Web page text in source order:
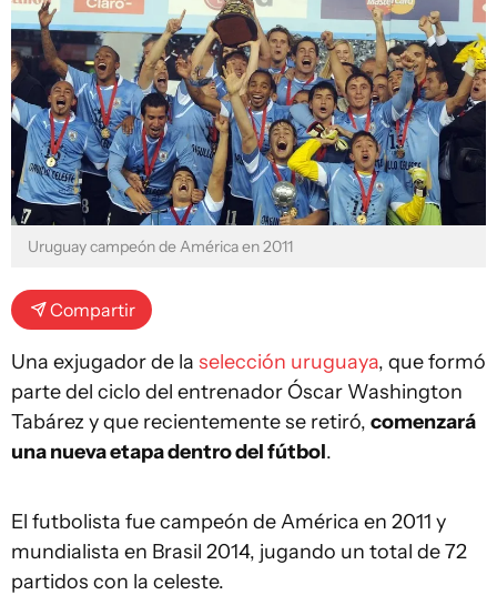
Uruguay campeón de América en 2011
Compartir
Una exjugador de la selección uruguaya, que formó
parte del ciclo del entrenador Óscar Washington
Tabárez y que recientemente se retiró, comenzará
una nueva etapa dentro del fútbol.
El futbolista fue campeón de América en 2011 y
mundialista en Brasil 2014, jugando un total de 72
partidos con la celeste.